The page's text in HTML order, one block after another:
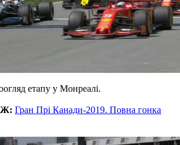
етапу у Монреалі.
Гран Прі Канади-2019. Повна гонка